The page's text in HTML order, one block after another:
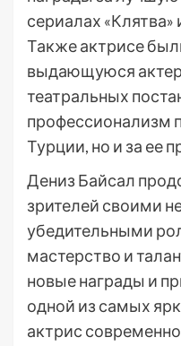
сериалах
Также актрисе
выдающуюся
театральных
профессионализм
Турции, но и за ее
Дениз Байсал
зрителей своими
убедительными
мастерство и
новые награды и
одной из самых
актрис